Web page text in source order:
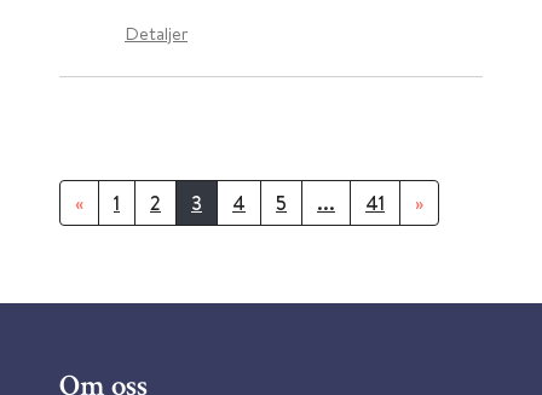
Detaljer
« 1 2 3 4 5 ... 41 »
Om oss